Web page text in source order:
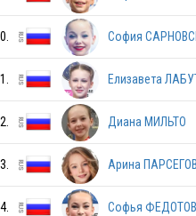
София
Елизавета
Диана МИЛЬТО
Арина
Софья